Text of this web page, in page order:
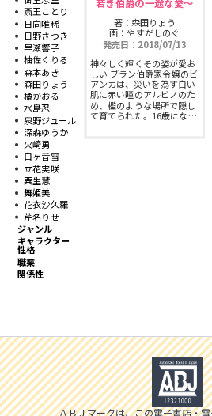
カクテルキス文庫
スフレコミックス
ロイヤルキス＆チュールキス
ピュールコミックス
フェアリーキス
Miacomics
BLUEMOON Novels
G-Lish LiKo
TLコミック
BLノベル
TLノベル
少女コミック
ライトノベル
全作品ジャンル一覧へ
ニュース
作品一覧
会社情報一覧
会社概要
採用情報
募集情報
PurComics募集情報
ご感想・お問合
斎王ことり
日向唯稀
日野さつき
早瀬響子
柚佐くりる
森本あき
森田りょう
橘かおる
水島忍
泉野ジュール
深森ゆうか
火崎勇
白ヶ音雪
立花実咲
粟生慧
舞姫美
花衣沙久羅
芹名りせ
ジャンル
キャラクター
性格
職業
関係性
若き伯爵の一途な愛〜
著：森田りょう
画：やすだしのぐ
発売日：2018/07/13
神々しく輝くその姿が愛お
しい ブラン伯爵家令嬢のビ
アンカは、災いを為す白い
肌に赤い瞳のアルビノのた
め、檻のような場所で隠し
て育てられた。16歳にな…
ＡＢＪマークは、この電子書店・